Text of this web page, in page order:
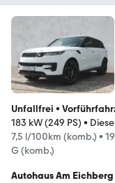
Unfallfrei •
183 kW (249 PS) •
7,5 l/100km (komb.) •
G (komb.)
Autohaus Am